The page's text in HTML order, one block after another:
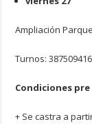
Ampliación
Turnos:
Condiciones
+ Se castra a